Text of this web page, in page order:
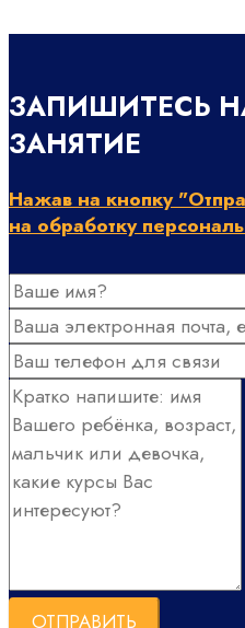
ЗАПИШИТЕСЬ
ЗАНЯТИЕ
Нажав на кнопку
на обработку
ОТПРАВИТЬ